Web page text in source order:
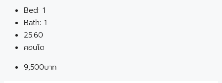
Bed: 1
Bath: 1
25.60
คอนโด
9,500บาท